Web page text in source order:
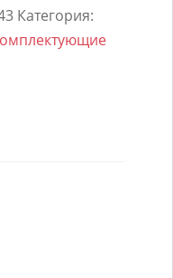
Категория: